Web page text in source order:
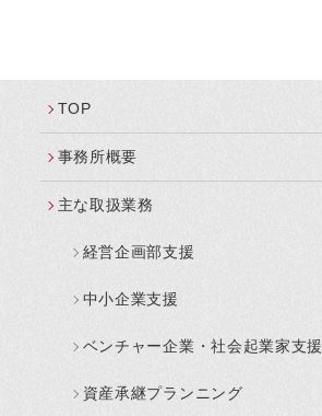
TOP
事務所概要
主な取扱業務
経営企画部支援
中小企業支援
ベンチャー企業・社会起業家支援
資産承継プランニング